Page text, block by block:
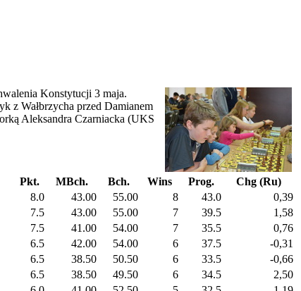
Konstytucji 3 maja.
z Wałbrzycha przed Damianem
Aleksandra Czarniacka (UKS
Pkt. MBch. Bch. Wins Prog.
Chg (Ru)
8.0 43.00 55.00 8 43.0
0,39
7.5 43.00 55.00 7 39.5
1,58
7.5 41.00 54.00 7 35.5
0,76
6.5 42.00 54.00 6 37.5
-0,31
6.5 38.50 50.50 6 33.5
-0,66
6.5 38.50 49.50 6 34.5
2,50